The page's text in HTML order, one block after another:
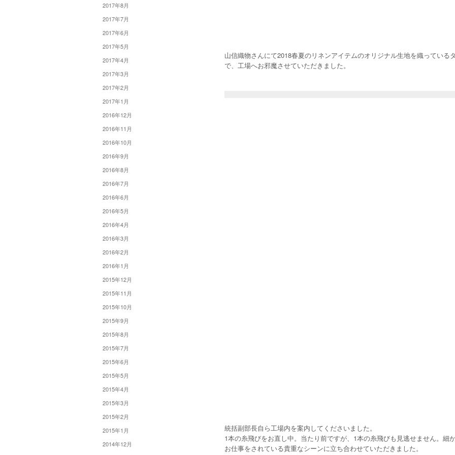
山信織物さんにて2018春夏のリネンアイテムのオリジナル生地を織っている
で、工場へお邪魔させていただきました。
統括副部長自ら工場内を案内してくださいました。
1本の糸飛びをお直し中。当たり前ですが、1本の糸飛びも見逃せません。細
お仕事をされている貴重なシーンに立ち合わせていただきました。
2017年8月
2017年7月
2017年6月
2017年5月
2017年4月
2017年3月
2017年2月
2017年1月
2016年12月
2016年11月
2016年10月
2016年9月
2016年8月
2016年7月
2016年6月
2016年5月
2016年4月
2016年3月
2016年2月
2016年1月
2015年12月
2015年11月
2015年10月
2015年9月
2015年8月
2015年7月
2015年6月
2015年5月
2015年4月
2015年3月
2015年2月
2015年1月
2014年12月